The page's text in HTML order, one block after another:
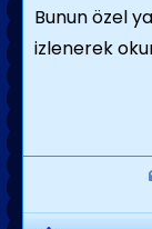
Bunun özel
izlenerek